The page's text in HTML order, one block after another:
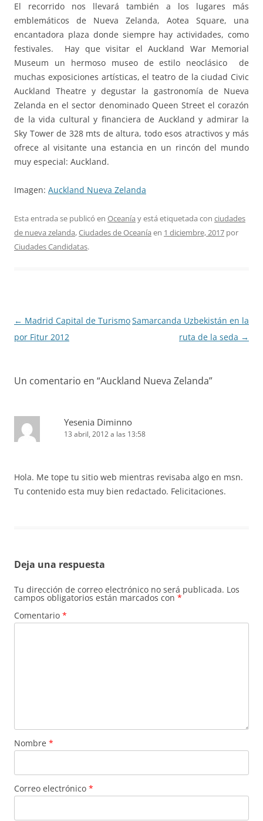
El recorrido nos llevará también a los lugares más
emblemáticos de Nueva Zelanda, Aotea Square, una
encantadora plaza donde siempre hay actividades, como
festivales. Hay que visitar el Auckland War Memorial
Museum un hermoso museo de estilo neoclásico de
muchas exposiciones artísticas, el teatro de la ciudad Civic
Auckland Theatre y degustar la gastronomía de Nueva
Zelanda en el sector denominado Queen Street el corazón
de la vida cultural y financiera de Auckland y admirar la
Sky Tower de 328 mts de altura, todo esos atractivos y más
ofrece al visitante una estancia en un rincón del mundo
muy especial: Auckland.
Imagen: Auckland Nueva Zelanda
Esta entrada se publicó en Oceanía y está etiquetada con ciudades
de nueva zelanda,Ciudades de Oceanía en 1 diciembre, 2017 por
Ciudades Candidatas.
Navegación
de
← Madrid Capital de Turismo
por Fitur 2012
Samarcanda Uzbekistán en la
ruta de la seda →
Un comentario en “Auckland Nueva Zelanda”
Yesenia Diminno
13 abril, 2012 a las 13:58
Hola. Me tope tu sitio web mientras revisaba algo en msn.
Tu contenido esta muy bien redactado. Felicitaciones.
Deja una respuesta
Tu dirección de correo electrónico no será publicada. Los
campos obligatorios están marcados con *
Comentario *
Nombre *
Correo electrónico *